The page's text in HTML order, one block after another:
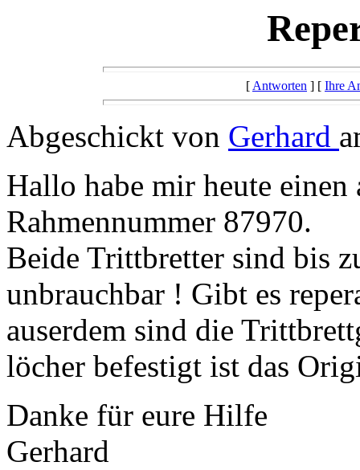
[Antworten ] [ Ihre
Abgeschickt von Gerhard
Hallo habe mir heute
Rahmennummer 87970.
Beide Trittbretter sind bis
unbrauchbar ! Gibt es
auserdem sind die
löcher befestigt ist das
Danke für eure Hilfe
Gerhard